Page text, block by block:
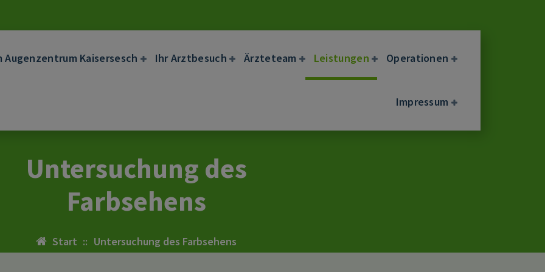
Augenzentrum Kaisersesch Ihr Arztbesuch Ärzteteam Leistungen Operationen
Impressum
Untersuchung des
Farbsehens
Start :: Untersuchung des Farbsehens